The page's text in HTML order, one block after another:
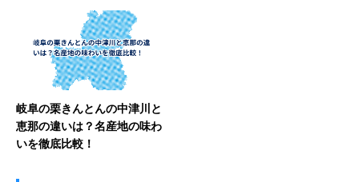
岐阜の栗きんとんの中津川と
恵那の違いは？名産地の味わ
いを徹底比較！